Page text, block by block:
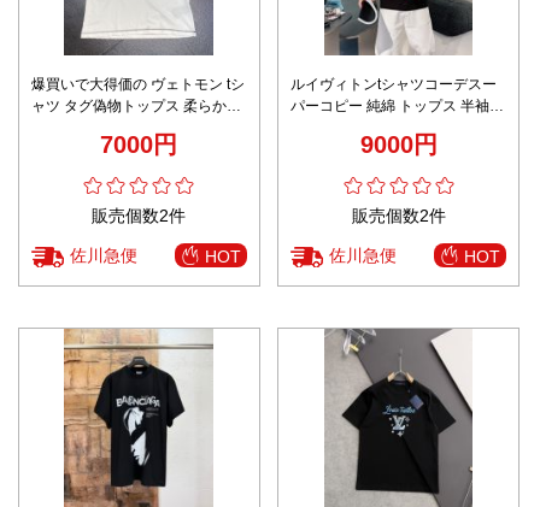
爆買いで大得価の ヴェトモン tシ
ャツ タグ偽物トップス 柔らかい
7000円
販売個数2件
佐川急便 HOT
ルイヴィトンtシャツコーデスー
パーコピー 純綿 トップス 半袖
9000円
販売個数2件
佐川急便 HOT